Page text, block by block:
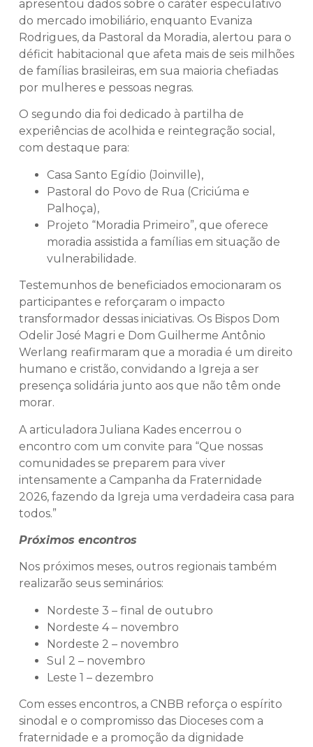
apresentou dados sobre o caráter especulativo
do mercado imobiliário, enquanto Evaniza
Rodrigues, da Pastoral da Moradia, alertou para o
déficit habitacional que afeta mais de seis milhões
de famílias brasileiras, em sua maioria chefiadas
por mulheres e pessoas negras.
O segundo dia foi dedicado à partilha de
experiências de acolhida e reintegração social,
com destaque para:
Casa Santo Egídio (Joinville),
Pastoral do Povo de Rua (Criciúma e
Palhoça),
Projeto “Moradia Primeiro”, que oferece
moradia assistida a famílias em situação de
vulnerabilidade.
Testemunhos de beneficiados emocionaram os
participantes e reforçaram o impacto
transformador dessas iniciativas. Os Bispos Dom
Odelir José Magri e Dom Guilherme Antônio
Werlang reafirmaram que a moradia é um direito
humano e cristão, convidando a Igreja a ser
presença solidária junto aos que não têm onde
morar.
A articuladora Juliana Kades encerrou o
encontro com um convite para “Que nossas
comunidades se preparem para viver
intensamente a Campanha da Fraternidade
2026, fazendo da Igreja uma verdadeira casa para
todos.”
Próximos encontros
Nos próximos meses, outros regionais também
realizarão seus seminários:
Nordeste 3 – final de outubro
Nordeste 4 – novembro
Nordeste 2 – novembro
Sul 2 – novembro
Leste 1 – dezembro
Com esses encontros, a CNBB reforça o espírito
sinodal e o compromisso das Dioceses com a
fraternidade e a promoção da dignidade